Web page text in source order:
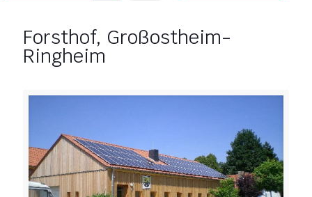
Forsthof, Großostheim-
Ringheim